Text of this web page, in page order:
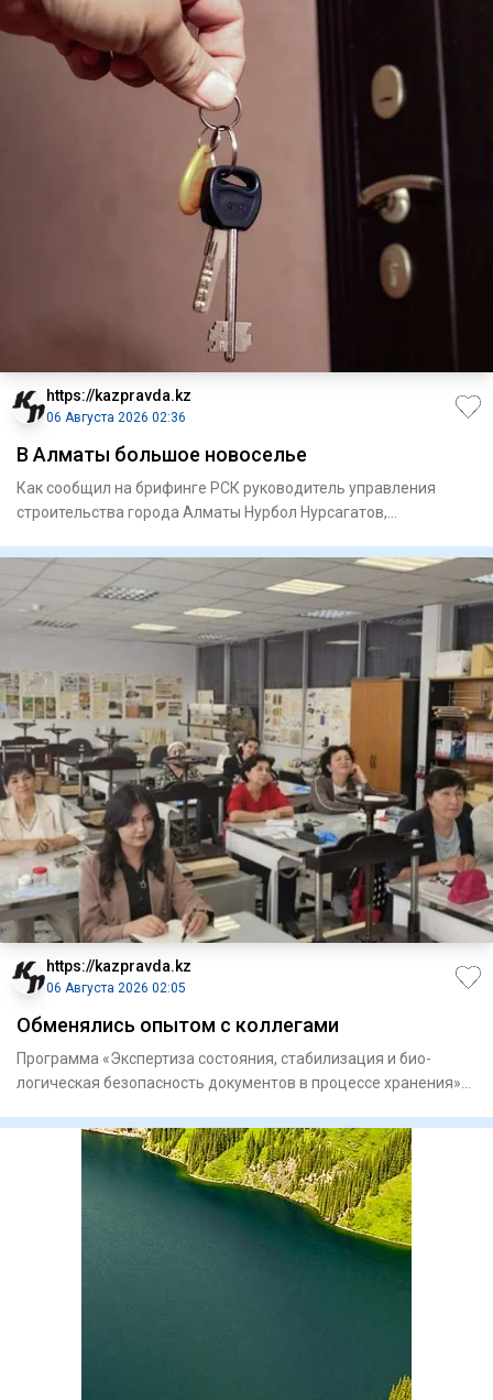
https://kazpravda.kz
06 Августа 2026 02:36
В Алматы большое новоселье
Как сообщил на брифинге РСК руководитель управления
строи­тельства города Алматы Нурбол Нурсагатов,
https://kazpravda.kz
06 Августа 2026 02:05
Обменялись опытом с коллегами
Программа «Экспертиза состоя­ния, стабилизация и био­
логическая безопасность докумен­тов в процессе хранения»